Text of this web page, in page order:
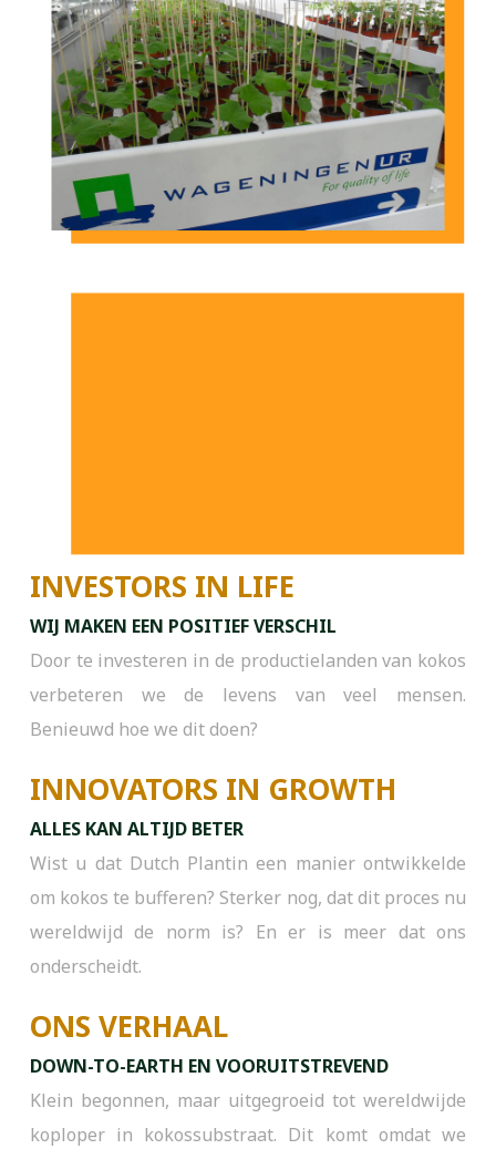
INVESTORS IN LIFE
WIJ MAKEN EEN POSITIEF VERSCHIL
Door te investeren in de productielanden van kokos
verbeteren we de levens van veel mensen.
Benieuwd hoe we dit doen?
INNOVATORS IN GROWTH
ALLES KAN ALTIJD BETER
Wist u dat Dutch Plantin een manier ontwikkelde
om kokos te bufferen? Sterker nog, dat dit proces nu
wereldwijd de norm is? En er is meer dat ons
onderscheidt.
ONS VERHAAL
DOWN-TO-EARTH EN VOORUITSTREVEND
Klein begonnen, maar uitgegroeid tot wereldwijde
koploper in kokossubstraat. Dit komt omdat we